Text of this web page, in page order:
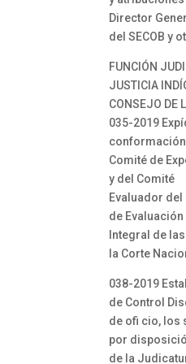
Director
del SECOB y
FUNCIÓN
JUSTICIA
CONSEJO DE
035-2019
Comité de
y del Comité
Evaluador
de Evaluación
Integral de
la Corte
038-2019
de Control
de ofi cio, los
por
de la